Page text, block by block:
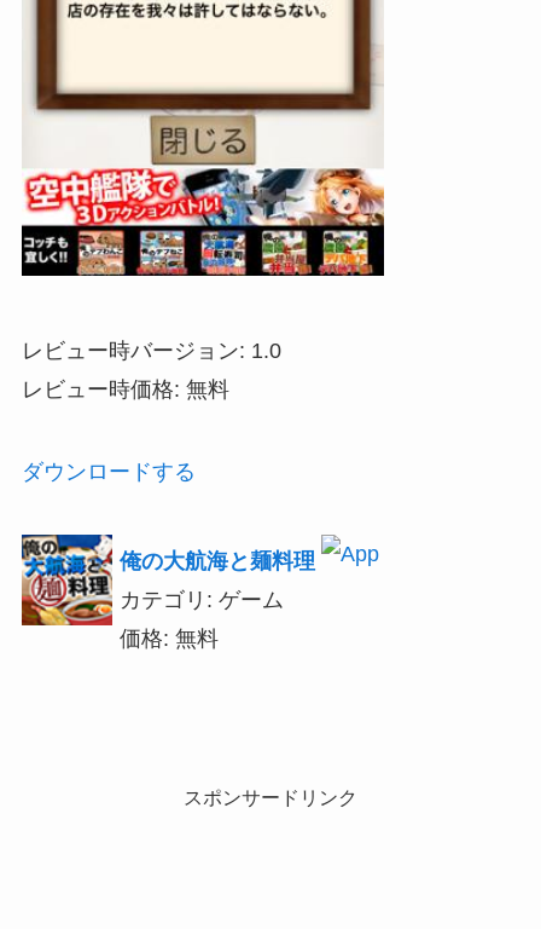
レビュー時バージョン: 1.0
レビュー時価格: 無料
ダウンロードする
俺の大航海と麺料理
カテゴリ: ゲーム
価格: 無料
スポンサードリンク